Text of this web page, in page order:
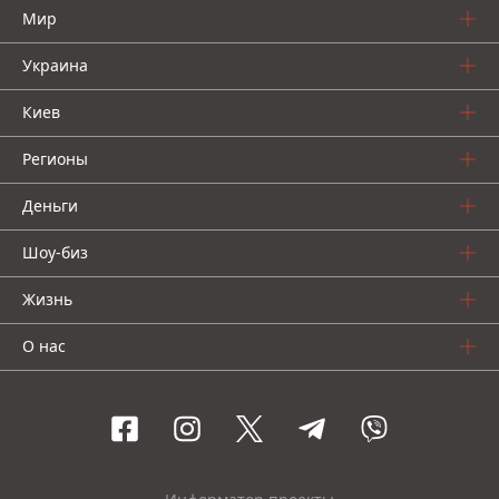
Мир
Украина
Киев
Регионы
Деньги
Шоу-биз
Жизнь
О нас